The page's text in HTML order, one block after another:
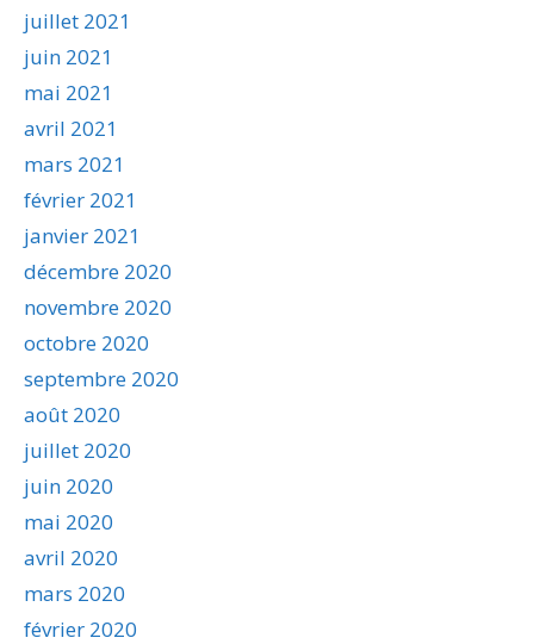
juillet 2021
juin 2021
mai 2021
avril 2021
mars 2021
février 2021
janvier 2021
décembre 2020
novembre 2020
octobre 2020
septembre 2020
août 2020
juillet 2020
juin 2020
mai 2020
avril 2020
mars 2020
février 2020